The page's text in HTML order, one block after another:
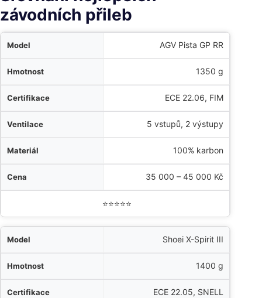
závodních přileb
AGV Pista GP RR
1350 g
ECE 22.06, FIM
5 vstupů, 2 výstupy
100% karbon
35 000 – 45 000 Kč
⭐⭐⭐⭐⭐
Shoei X-Spirit III
1400 g
ECE 22.05, SNELL